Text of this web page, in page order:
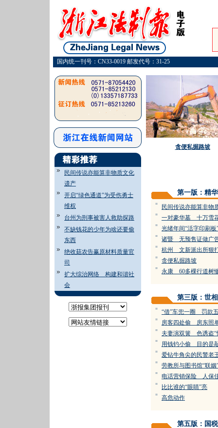
国内统一刊号：CN33-0019 邮发代号：31-25
民间传说亦能算非物质文化
遗产
开启“绿色通道”为受伤勇士
维权
台州为刑事被害人救助探路
不缺钱花的少年为啥还要偷
东西
绝收菇农告赢原材料质量官
司
扩大综治网络 构建和谐社
会
贪便私掘路坡
第一版：精
= 民间传说亦能算非物
= 一对豪华墓 十万雪
= 光绪年间“活字印刷板
= 诸暨 无预售证做广
= 杭州 文新派出所狠
= 贪便私掘路坡
= 永康 60多棵行道树
第三版：世相
= “借”车兜一圈 罚款
= 房客四处偷 房东照
= 夫妻演双簧 色诱盗“
= 用钱钓小偷 目的是
= 爱钻牛角尖的民警老
= 劳教所与图书馆“联姻
= 电话营销保险 人保
= 比比谁的“眼睛”亮
= 高危动作
第五版：国税